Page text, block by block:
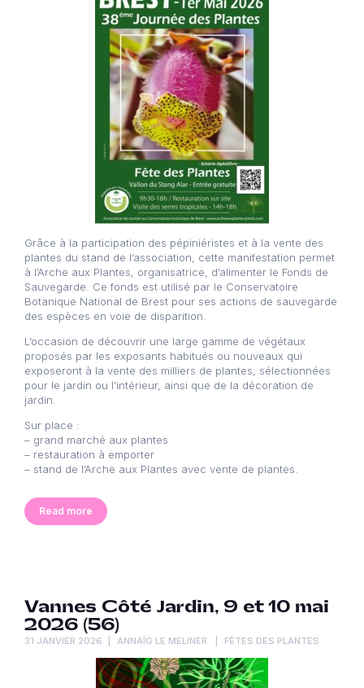
Grâce à la participation des pépiniéristes et à la vente des
plantes du stand de l’association, cette manifestation permet
à l’Arche aux Plantes, organisatrice, d’alimenter le Fonds de
Sauvegarde. Ce fonds est utilisé par le Conservatoire
Botanique National de Brest pour ses actions de sauvegarde
des espèces en voie de disparition.
L’occasion de découvrir une large gamme de végétaux
proposés par les exposants habitués ou nouveaux qui
exposeront à la vente des milliers de plantes, sélectionnées
pour le jardin ou l’intérieur, ainsi que de la décoration de
jardin.
Sur place :
– grand marché aux plantes
– restauration à emporter
– stand de l’Arche aux Plantes avec vente de plantes.
Read more
Vannes Côté Jardin, 9 et 10 mai
2026 (56)
31 JANVIER 2026 ANNAÏG LE MELINER FÊTES DES PLANTES